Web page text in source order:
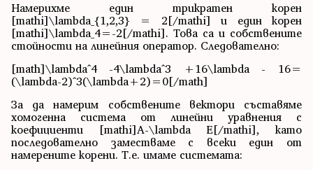
Намерихме един трикратен корен
[mathi]\lambda_{1,2,3} = 2[/mathi] и един корен
[mathi]\lambda_4=-2[/mathi]. Това са и собствените
стойности на линейния оператор. Следователно:
[math]\lambda^4 -4\lambda^3 +16\lambda - 16=
(\lambda-2)^3(\lambda+2)=0[/math]
За да намерим собствените вектори съставяме
хомогенна система от линейни уравнения с
коефициенти [mathi]A-\lambda E[/mathi], като
последователно заместваме с всеки един от
намерените корени. Т.е. имаме системата: